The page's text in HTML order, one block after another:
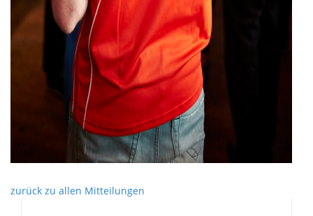
zurück zu allen Mitteilungen